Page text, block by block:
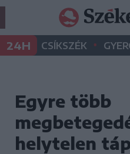
24H CSÍKSZÉK •
Egyre több
helytelen